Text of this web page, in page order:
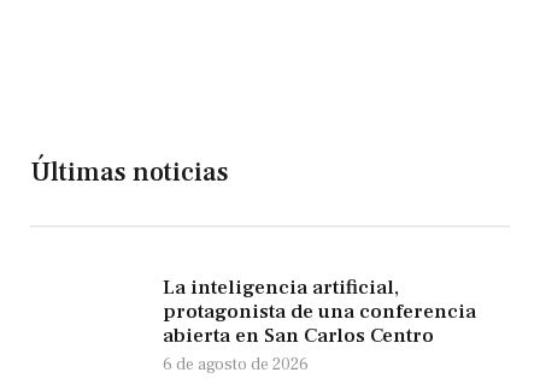
Últimas noticias
La inteligencia artificial,
protagonista de una conferencia
abierta en San Carlos Centro
6 de agosto de 2026